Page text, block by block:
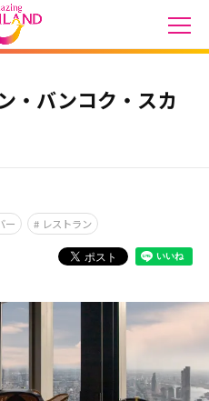
・バンコク・スカ
ー レストラン